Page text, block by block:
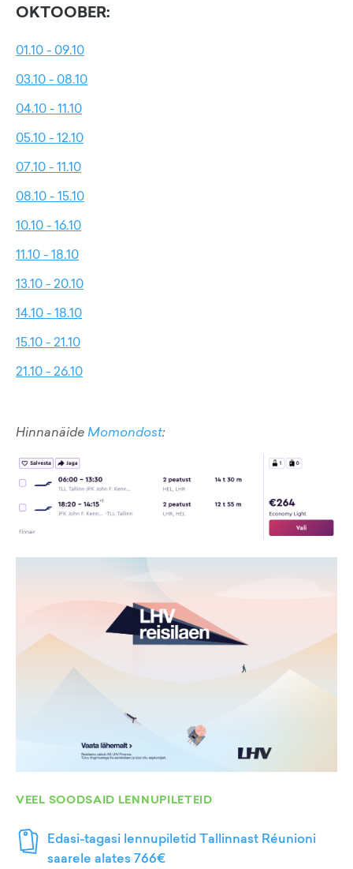
OKTOOBER:
01.10 - 09.10
03.10 - 08.10
04.10 - 11.10
05.10 - 12.10
07.10 - 11.10
08.10 - 15.10
10.10 - 16.10
11.10 - 18.10
13.10 - 20.10
14.10 - 18.10
15.10 - 21.10
21.10 - 26.10
HinnanäideMomondost:
VEEL SOODSAID LENNUPILETEID
Edasi-tagasi lennupiletid Tallinnast Réunioni
saarele alates 766€